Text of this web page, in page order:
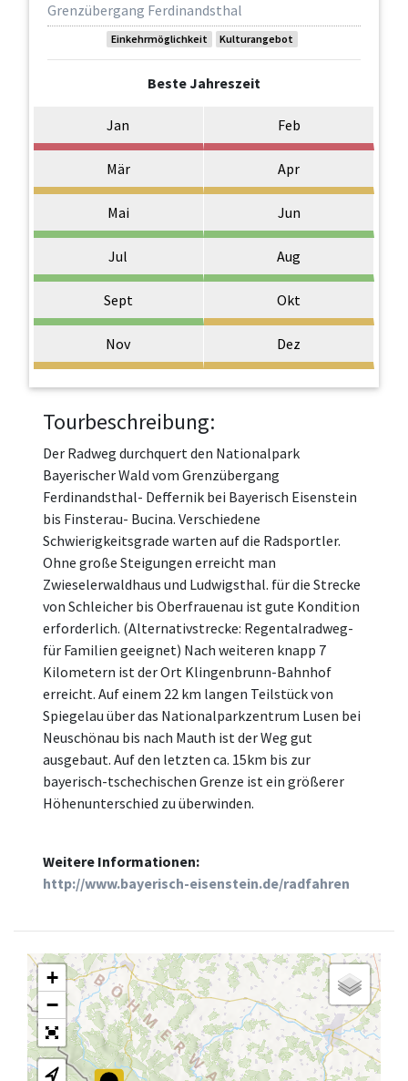
Grenzübergang Ferdinandsthal
Einkehrmöglichkeit Kulturangebot
Beste Jahreszeit
Jan Feb
Mär Apr
Mai Jun
Jul Aug
Sept Okt
Nov Dez
Tourbeschreibung:
Der Radweg durchquert den Nationalpark
Bayerischer Wald vom Grenzübergang
Ferdinandsthal- Deffernik bei Bayerisch Eisenstein
bis Finsterau- Bucina. Verschiedene
Schwierigkeitsgrade warten auf die Radsportler.
Ohne große Steigungen erreicht man
Zwieselerwaldhaus und Ludwigsthal. für die Strecke
von Schleicher bis Oberfrauenau ist gute Kondition
erforderlich. (Alternativstrecke: Regentalradweg-
für Familien geeignet) Nach weiteren knapp 7
Kilometern ist der Ort Klingenbrunn-Bahnhof
erreicht. Auf einem 22 km langen Teilstück von
Spiegelau über das Nationalparkzentrum Lusen bei
Neuschönau bis nach Mauth ist der Weg gut
ausgebaut. Auf den letzten ca. 15km bis zur
bayerisch-tschechischen Grenze ist ein größerer
Höhenunterschied zu überwinden.
Weitere Informationen:
http://www.bayerisch-eisenstein.de/radfahren
+
−